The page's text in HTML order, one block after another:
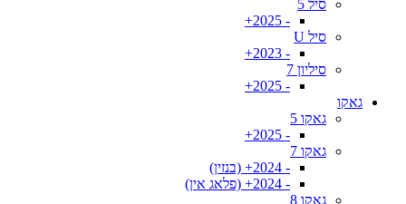
סיל 5
- 2025+
סיל U
- 2023+
סיליון 7
- 2025+
גאקו
גאקו 5
- 2025+
גאקו 7
- 2024+ (בנזין)
- 2024+ (פלאג אין)
גאקו 8